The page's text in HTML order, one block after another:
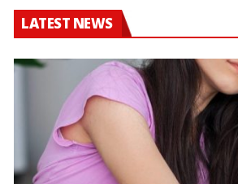
LATEST NEWS